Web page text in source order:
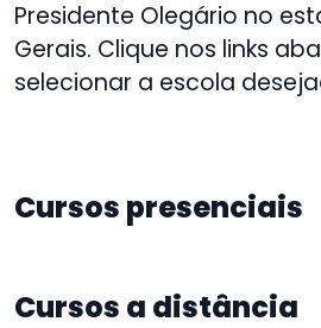
Presidente Olegário no
Gerais. Clique nos links
selecionar a escola
Cursos presenciais
Cursos a distância